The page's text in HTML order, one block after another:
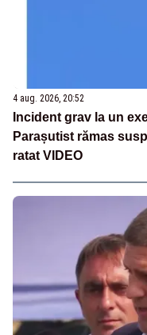
4 aug. 2026, 20:52
Incident grav la un
Parașutist rămas
ratat VIDEO